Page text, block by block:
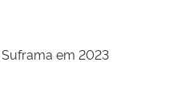
em 2023